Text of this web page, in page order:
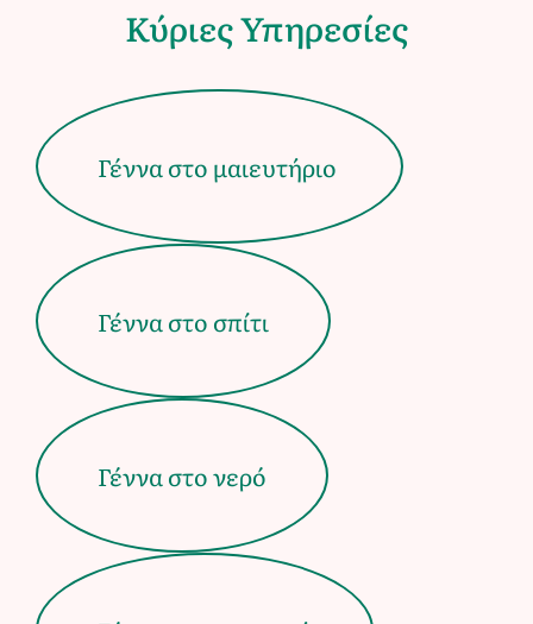
Κύριες Υπηρεσίες
Γέννα στο μαιευτήριο ​
Γέννα στο σπίτι
Γέννα στο νερό